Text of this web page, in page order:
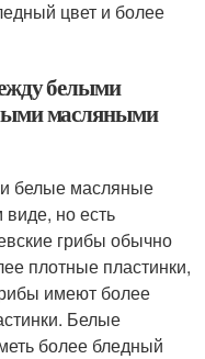
цвет и более
белыми
масляными
белые масляные
но есть
грибы обычно
плотные пластинки,
имеют более
Белые
более бледный